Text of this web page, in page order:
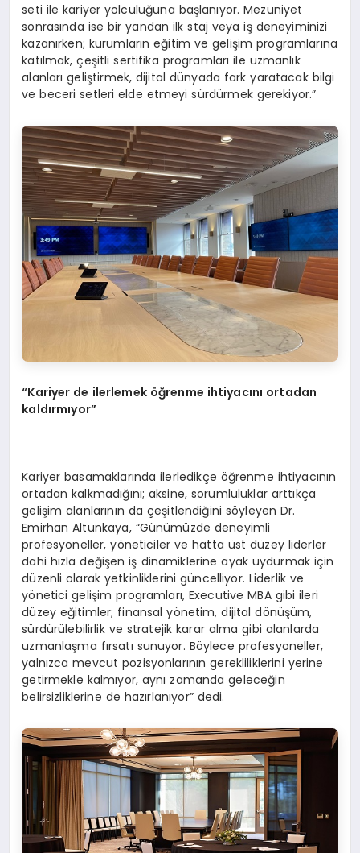
seti ile kariyer yolculuğuna başlanıyor. Mezuniyet
sonrasında ise bir yandan ilk staj veya iş deneyiminizi
kazanırken; kurumların eğitim ve gelişim programlarına
katılmak, çeşitli sertifika programları ile uzmanlık
alanları geliştirmek, dijital dünyada fark yaratacak bilgi
ve beceri setleri elde etmeyi sürdürmek gerekiyor.”
“Kariyer de ilerlemek öğrenme ihtiyacını ortadan
kaldırmıyor”
Kariyer basamaklarında ilerledikçe öğrenme ihtiyacının
ortadan kalkmadığını; aksine, sorumluluklar arttıkça
gelişim alanlarının da çeşitlendiğini söyleyen Dr.
Emirhan Altunkaya, “Günümüzde deneyimli
profesyoneller, yöneticiler ve hatta üst düzey liderler
dahi hızla değişen iş dinamiklerine ayak uydurmak için
düzenli olarak yetkinliklerini güncelliyor. Liderlik ve
yönetici gelişim programları, Executive MBA gibi ileri
düzey eğitimler; finansal yönetim, dijital dönüşüm,
sürdürülebilirlik ve stratejik karar alma gibi alanlarda
uzmanlaşma fırsatı sunuyor. Böylece profesyoneller,
yalnızca mevcut pozisyonlarının gerekliliklerini yerine
getirmekle kalmıyor, aynı zamanda geleceğin
belirsizliklerine de hazırlanıyor” dedi.